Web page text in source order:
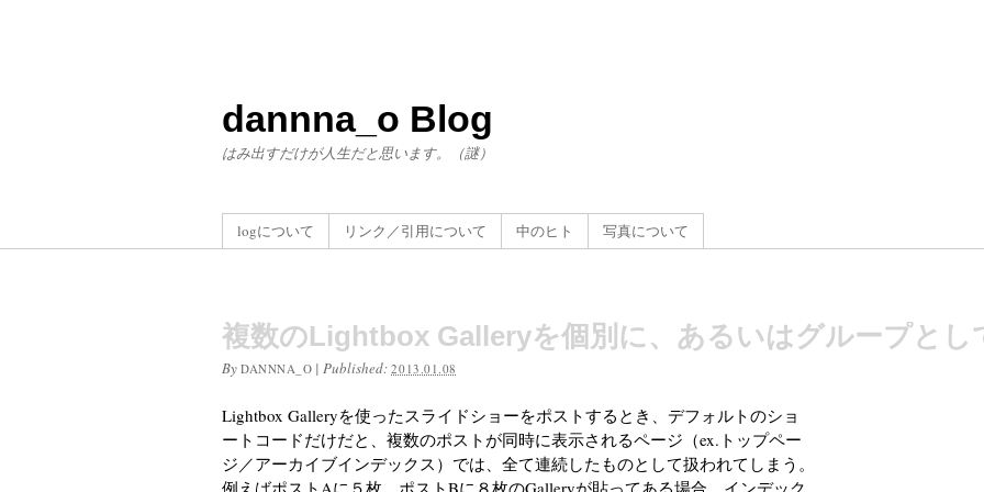
dannna_o Blog
はみ出すだけが人生だと思います。（謎）
logについて リンク／引用について 中のヒト 写真について
複数のLightbox Galleryを個別に、あるいはグループとし
By DANNNA_O |Published:2013.01.08
Lightbox Galleryを使ったスライドショーをポストするとき、デフォルトのショ
ートコードだけだと、複数のポストが同時に表示されるページ（ex.トップペー
ジ／アーカイブインデックス）では、全て連続したものとして扱われてしまう。
例えばポストAに５枚、ポストBに８枚のGalleryが貼ってある場合、インデック